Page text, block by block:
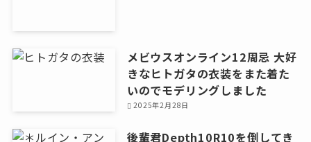
メビウスオンライン12周忌 大好
きなヒトガタの衣装をまた着た
いのでモデリングしました
2025年2月28日
後輩君Depth10R10を倒してき